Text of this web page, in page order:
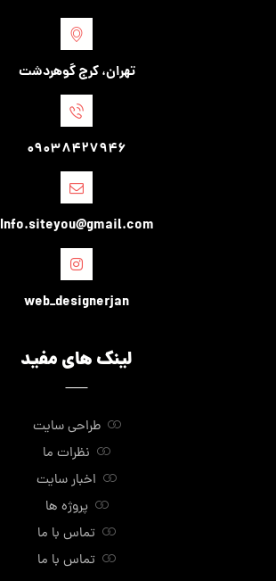
تهران، کرج گوهردشت
09038427946
Info.siteyou@gmail.com
web_designerjan
لینک های مفید
طراحی سایت
نظرات ما
اخبار سایت
پروژه ها
تماس با ما
تماس با ما